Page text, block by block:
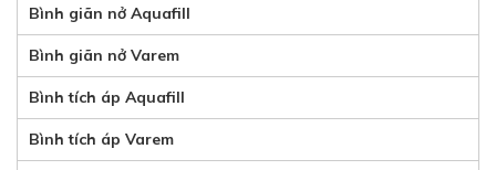
Bình giãn nở Aquafill
Bình giãn nở Varem
Bình tích áp Aquafill
Bình tích áp Varem